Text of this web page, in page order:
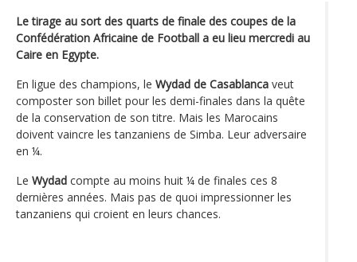
Le tirage au sort des quarts de finale des coupes de la
Confédération Africaine de Football a eu lieu mercredi au
Caire en Egypte.
En ligue des champions, le Wydad de Casablanca veut
composter son billet pour les demi-finales dans la quête
de la conservation de son titre. Mais les Marocains
doivent vaincre les tanzaniens de Simba. Leur adversaire
en ¼.
Le Wydad compte au moins huit ¼ de finales ces 8
dernières années. Mais pas de quoi impressionner les
tanzaniens qui croient en leurs chances.